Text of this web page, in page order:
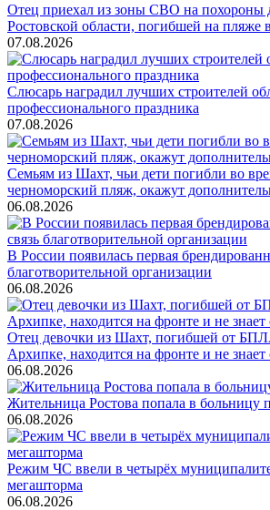
Отец приехал из зоны СВО на похороны
Ростовской области, погибшей на
07.08.2026
Слюсарь наградил лучших строителей
профессионального праздника
07.08.2026
Семьям из Шахт, чьи дети погибли во
черноморский пляж, окажут
06.08.2026
В России появилась первая
благотворительной организации
06.08.2026
Отец девочки из Шахт, погибшей от
Архипке, находится на фронте и не знает
06.08.2026
Жительница Ростова попала в больницу
06.08.2026
Режим ЧС ввели в четырёх
мегашторма
06.08.2026